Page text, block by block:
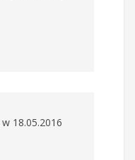
w 18.05.2016